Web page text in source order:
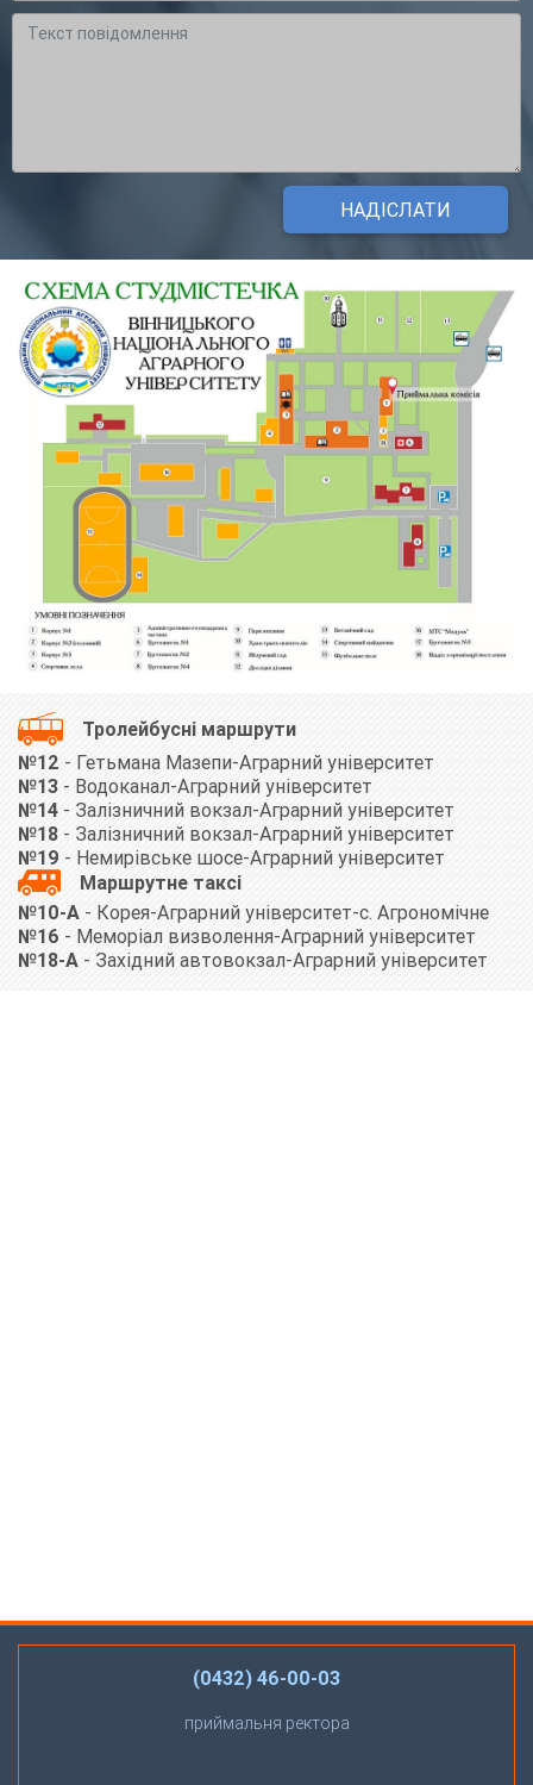
НАДІСЛАТИ
Тролейбусні маршрути
№12 - Гетьмана Мазепи-Аграрний університет
№13 - Водоканал-Аграрний університет
№14 - Залізничний вокзал-Аграрний університет
№18 - Залізничний вокзал-Аграрний університет
№19 - Немирівське шосе-Аграрний університет
Маршрутне таксі
№10-А - Корея-Аграрний університет-с. Агрономічне
№16 - Меморіал визволення-Аграрний університет
№18-A - Західний автовокзал-Аграрний університет
(0432) 46-00-03
приймальня ректора